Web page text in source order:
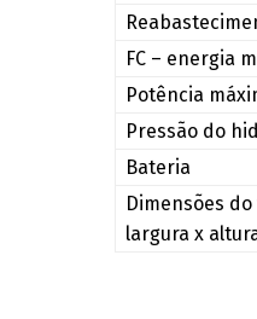
FC – energia
Potência
Pressão do
Bateria
Dimensões
largura x